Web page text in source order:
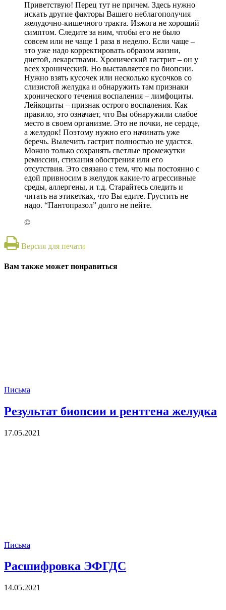
Приветствую! Перец тут не причем. Здесь нужно
искать другие факторы Вашего неблагополучия
желудочно-кишечного тракта. Изжога не хороший
симптом. Следите за ним, чтобы его не было
совсем или не чаще 1 раза в неделю. Если чаще –
это уже надо корректировать образом жизни,
диетой, лекарствами. Хронический гастрит – он у
всех хронический. Но выставляется по биопсии.
Нужно взять кусочек или несколько кусочков со
слизистой желудка и обнаружить там признаки
хронического течения воспаления – лимфоциты.
Лейкоциты – признак острого воспаления. Как
правило, это означает, что Вы обнаружили слабое
место в своем организме. Это не почки, не сердце,
а желудок! Поэтому нужно его начинать уже
беречь. Вылечить гастрит полностью не удастся.
Можно только сохранять светлые промежутки
ремиссии, стихания обострения или его
отсутствия. Это связано с тем, что мы постоянно с
едой привносим в желудок какие-то агрессивные
среды, аллергены, и т.д. Старайтесь следить и
читать на этикетках, что Вы едите. Грустить не
надо. “Пантопразол” долго не пейте.
©
Версия для печати
Вам также может понравиться
Письма
Результат биопсии и рентгена желудка
17.05.2021
Письма
Расшифровка ЭФГДС
14.05.2021